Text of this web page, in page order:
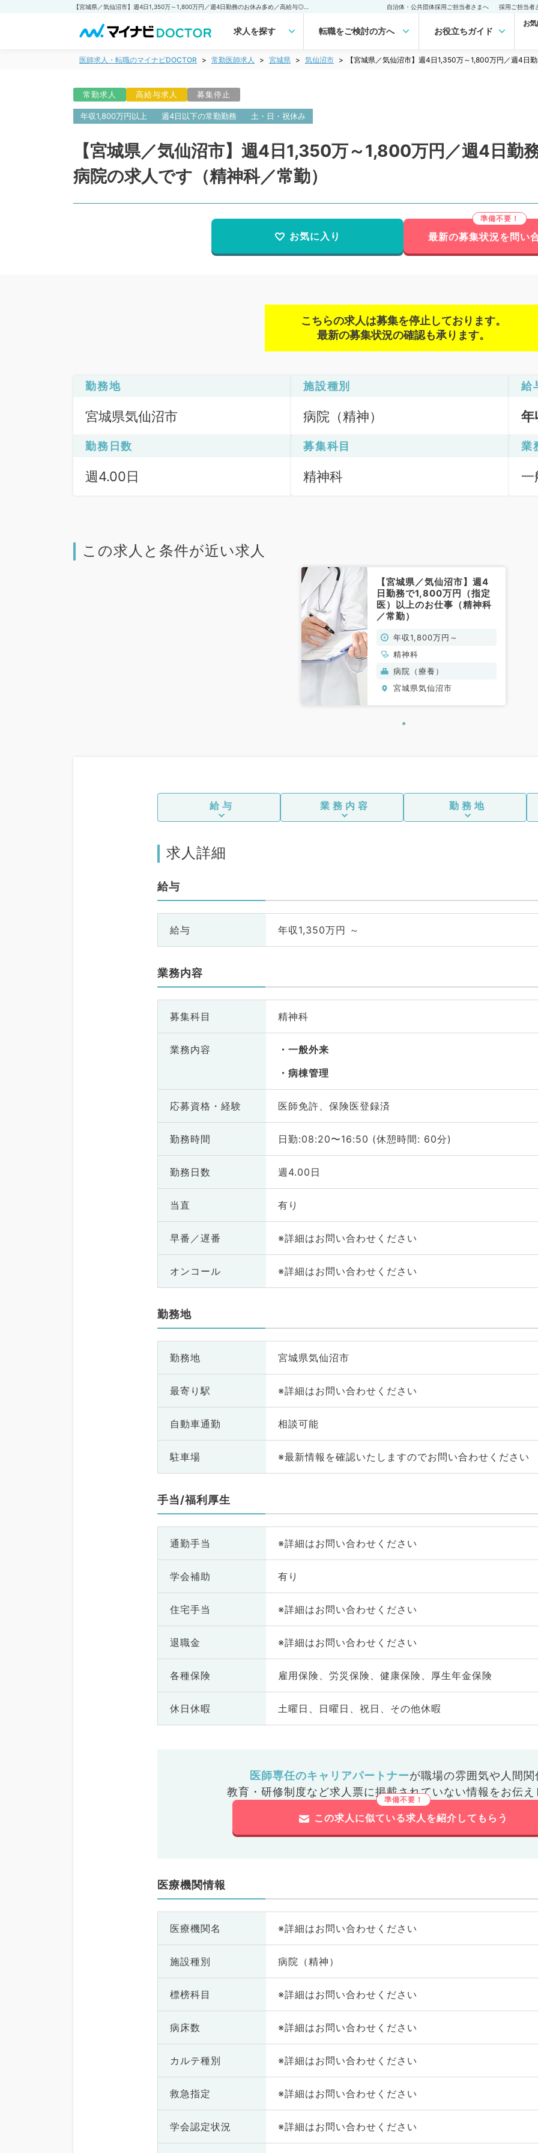
自治体・公共団体採用ご担当者さまへ 採用ご担当者
求人を探す 転職をご検討の方へ お役立ちガイド
お
医師求人・転職のマイナビDOCTOR 常勤医師求人 宮城県 気仙沼市 【宮城県／気仙沼市】週4日1,350万～1,800万円／週4日
常勤求人 高給与求人 募集停止
年収1,800万円以上 週4日以下の常勤勤務 土・日・祝休み
【宮城県／気仙沼市】週4日1,350万～1,800万円／週4日
病院の求人です（精神科／常勤）
お気に入り 最新の募集状況を問い
こちらの求人は募集を停止しております。
最新の募集状況の確認も承ります。
勤務地
宮城県気仙沼市
施設種別
病院（精神）
給
年
勤務日数
週4.00日
募集科目
精神科
業
一
この求人と条件が近い求人
【宮城県／気仙沼市】週4
日勤務で1,800万円（指定
医）以上のお仕事（精神科
／常勤）
年収1,800万円～
精神科
病院（療養）
宮城県気仙沼市
給与 業務内容 勤務地
求人詳細
給与
給与 年収1,350万円 ～
業務内容
募集科目 精神科
業務内容
一般外来
病棟管理
応募資格・ 経験 医師免許、保険医登録済
勤務時間 日勤:08:20〜16:50 (休憩時間: 60分)
勤務日数 週4.00日
当直 有り
早番／遅番 ※詳細はお問い合わせください
オンコール ※詳細はお問い合わせください
勤務地
勤務地 宮城県気仙沼市
最寄り駅 ※詳細はお問い合わせください
自動車通勤 相談可能
駐車場 ※最新情報を確認いたしますのでお問い合わせください
手当/福利厚生
通勤手当 ※詳細はお問い合わせください
学会補助 有り
住宅手当 ※詳細はお問い合わせください
退職金 ※詳細はお問い合わせください
各種保険 雇用保険、労災保険、健康保険、厚生年金保険
休日休暇 土曜日、日曜日、祝日、その他休暇
医師専任のキャリアパートナーが職場の雰囲気や人間関
教育・研修制度など求人票に掲載されていない情報をお伝え
この求人に似ている求人を紹介してもらう
医療機関情報
医療機関名 ※詳細はお問い合わせください
施設種別 病院（精神）
標榜科目 ※詳細はお問い合わせください
病床数 ※詳細はお問い合わせください
カルテ種別 ※詳細はお問い合わせください
救急指定 ※詳細はお問い合わせください
学会認定状況 ※詳細はお問い合わせください